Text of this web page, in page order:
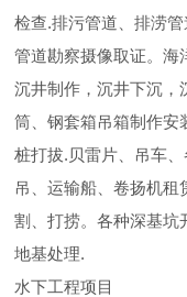
检查.排污管道、排涝
管道勘察摄像取证。海
沉井制作，沉井下沉，
筒、钢套箱吊箱制作安
桩打拔.贝雷片、吊车
吊、运输船、卷扬机租
割、打捞。各种深基坑
地基处理.
水下工程项目